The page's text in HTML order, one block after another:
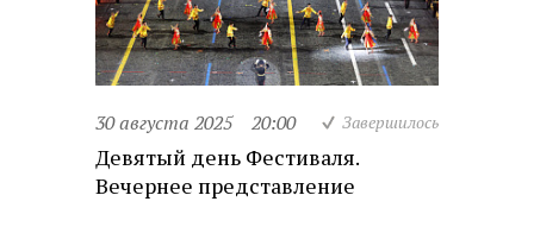
30 августа 2025 20:00 Завершилось
Девятый день Фестиваля.
Вечернее представление